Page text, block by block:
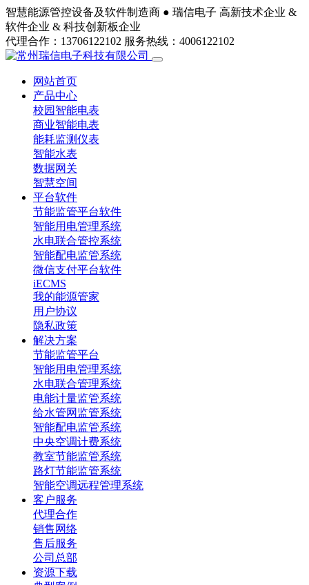
智慧能源管控设备及软件制造商 ● 瑞信电子 高新技术企业 &
软件企业 & 科技创新板企业
代理合作：13706122102 服务热线：4006122102
网站首页
产品中心
校园智能电表
商业智能电表
能耗监测仪表
智能水表
数据网关
智慧空间
平台软件
节能监管平台软件
智能用电管理系统
水电联合管控系统
智能配电监管系统
微信支付平台软件
iECMS
我的能源管家
用户协议
隐私政策
解决方案
节能监管平台
智能用电管理系统
水电联合管理系统
电能计量监管系统
给水管网监管系统
智能配电监管系统
中央空调计费系统
教室节能监管系统
路灯节能监管系统
智能空调远程管理系统
客户服务
代理合作
销售网络
售后服务
公司总部
资源下载